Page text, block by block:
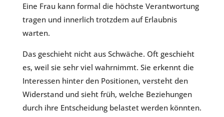
Eine Frau kann formal die höchste Verantwortung
tragen und innerlich trotzdem auf Erlaubnis
warten.
Das geschieht nicht aus Schwäche. Oft geschieht
es, weil sie sehr viel wahrnimmt. Sie erkennt die
Interessen hinter den Positionen, versteht den
Widerstand und sieht früh, welche Beziehungen
durch ihre Entscheidung belastet werden könnten.